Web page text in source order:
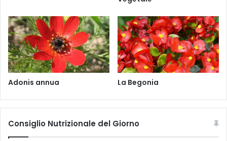
Adonis annua La Begonia
Consiglio Nutrizionale del Giorno